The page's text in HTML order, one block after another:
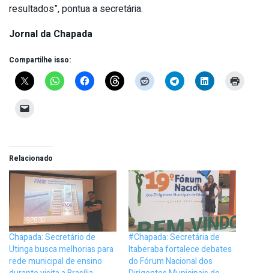
resultados”, pontua a secretária.
Jornal da Chapada
Compartilhe isso:
Relacionado
Chapada: Secretário de
Utinga busca melhorias para
rede municipal de ensino
#Chapada: Secretária de
Itaberaba fortalece debates
do Fórum Nacional dos